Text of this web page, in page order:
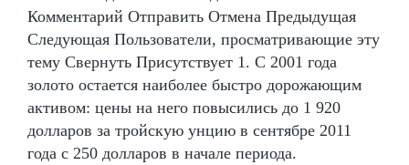
Комментарий Отправить Отмена Предыдущая
Следующая Пользователи, просматривающие эту
тему Свернуть Присутствует 1. С 2001 года
золото остается наиболее быстро дорожающим
активом: цены на него повысились до 1 920
долларов за тройскую унцию в сентябре 2011
года с 250 долларов в начале периода.